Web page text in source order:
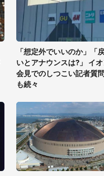
「想定外でいいのか」「
いとアナウンスは?」 イ
会見でのしつこい記者質
も続々